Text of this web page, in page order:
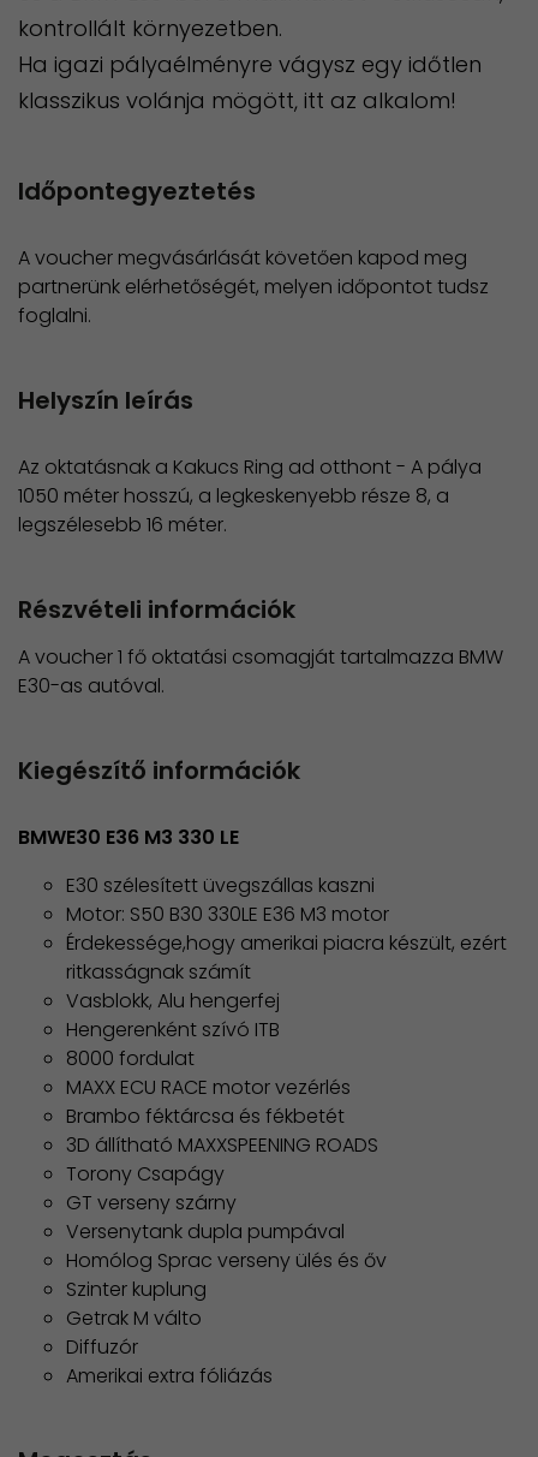
kontrollált környezetben.
Ha igazi pályaélményre vágysz egy időtlen
klasszikus volánja mögött, itt az alkalom!
Időpontegyeztetés
A voucher megvásárlását követően kapod meg
partnerünk elérhetőségét, melyen időpontot tudsz
foglalni.
Helyszín leírás
Az oktatásnak a Kakucs Ring ad otthont - A pálya
1050 méter hosszú, a legkeskenyebb része 8, a
legszélesebb 16 méter.
Részvételi információk
A voucher 1 fő oktatási csomagját tartalmazza BMW
E30-as autóval.
Kiegészítő információk
BMWE30 E36 M3 330 LE
E30 szélesített üvegszállas kaszni
Motor: S50 B30 330LE E36 M3 motor
Érdekessége,hogy amerikai piacra készült, ezért
ritkasságnak számít
Vasblokk, Alu hengerfej
Hengerenként szívó ITB
8000 fordulat
MAXX ECU RACE motor vezérlés
Brambo féktárcsa és fékbetét
3D állítható MAXXSPEENING ROADS
Torony Csapágy
GT verseny szárny
Versenytank dupla pumpával
Homólog Sprac verseny ülés és őv
Szinter kuplung
Getrak M válto
Diffuzór
Amerikai extra fóliázás